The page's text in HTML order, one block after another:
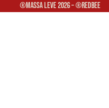
®Massa Leve 2026 – ®Redbee